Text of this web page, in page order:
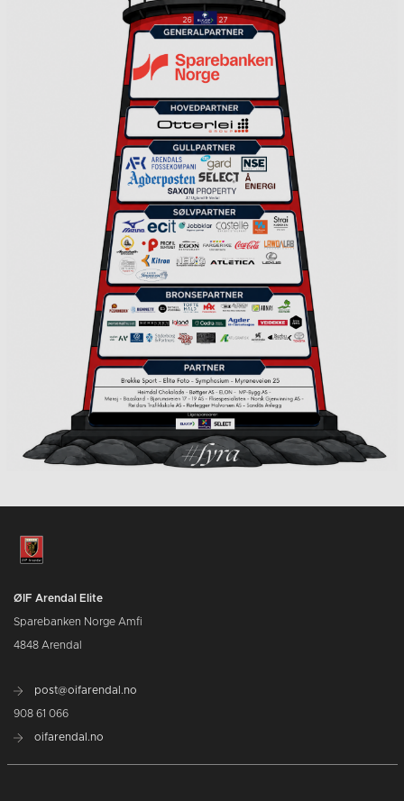
ØIF Arendal Elite
Sparebanken Norge Amfi
4848 Arendal
post@oifarendal.no
908 61 066
oifarendal.no